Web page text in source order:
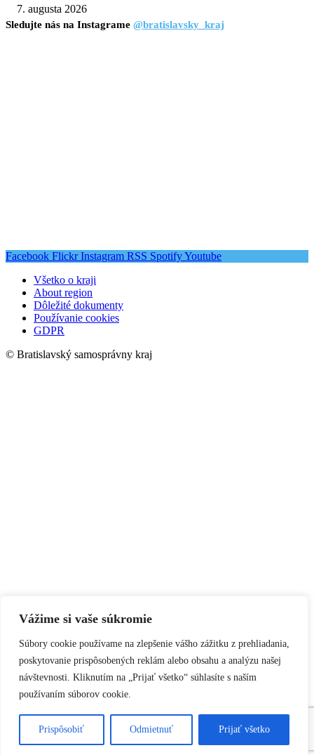
Vážime si vaše súkromie
Súbory cookie používame na zlepšenie vášho zážitku z prehliadania,
poskytovanie prispôsobených reklám alebo obsahu a analýzu našej
návštevnosti. Kliknutím na „Prijať všetko“ súhlasíte s naším
používaním súborov cookie.
Prispôsobiť Odmietnuť Prijať všetko
7. augusta 2026
Sledujte nás na Instagrame @bratislavsky_kraj
Facebook Flickr Instagram RSS SpotifyYoutube
Všetko o kraji
About region
Dôležité dokumenty
Používanie cookies
GDPR
© Bratislavský samosprávny kraj